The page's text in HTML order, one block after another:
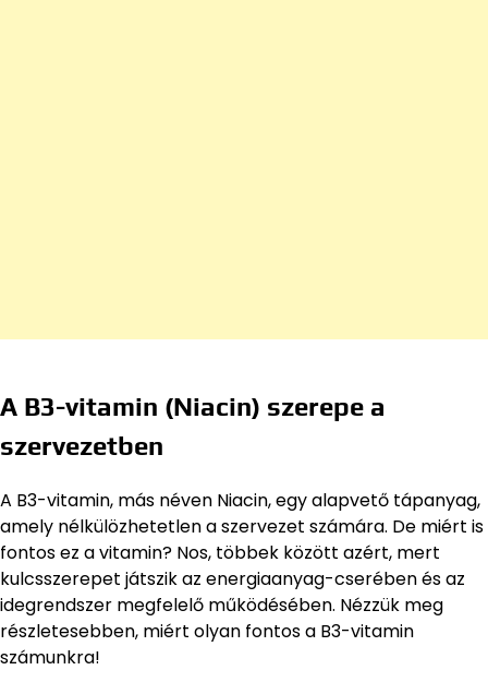
A B3-vitamin (Niacin) szerepe a
szervezetben
A B3-vitamin, más néven Niacin, egy alapvető tápanyag,
amely nélkülözhetetlen a szervezet számára. De miért is
fontos ez a vitamin? Nos, többek között azért, mert
kulcsszerepet játszik az energiaanyag-cserében és az
idegrendszer megfelelő működésében. Nézzük meg
részletesebben, miért olyan fontos a B3-vitamin
számunkra!